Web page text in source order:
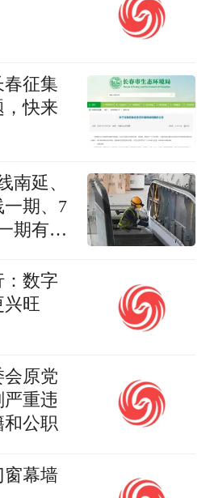
征集
快来
南延、
一期、7
期有新
：数字
兴旺
原党
重违
公职
窗幕墙